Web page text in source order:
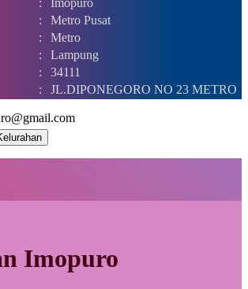
:
Metro Pusat
:
Metro
:
Lampung
:
34111
: JL.DIPONEGORO NO 23 METRO
Imopuro